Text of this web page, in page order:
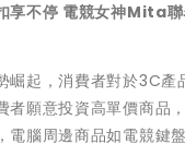
享不停 電競女神Mita
崛起，消費者對於3C產
者願意投資高單價商品
腦周邊商品如電競鍵